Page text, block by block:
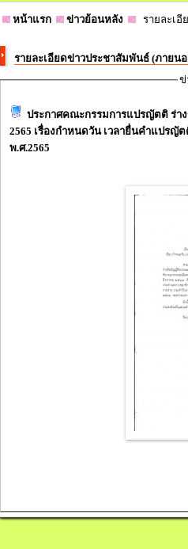
หน้าแรก ข่าวย้อนหลัง รายละเ
รายละเอียดข่าวประชาสัมพันธ์ (ภายน
ข่
ประกาศคณะกรรมการแปรญัตติ ร่า
2565 เรื่องกำหนดวัน เวลายื่นคำแปร
พ.ศ.2565